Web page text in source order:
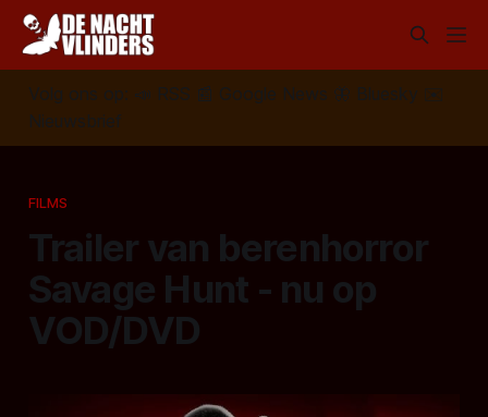
Volg ons op: 📣 RSS 📰 Google News 🦋 Bluesky
✉️
Nieuwsbrief
FILMS
Trailer van berenhorror
Savage Hunt - nu op
VOD/DVD